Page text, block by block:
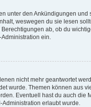
unter den Ankündigungen und
weswegen du sie lesen
ab, ob du
ein.
nicht mehr geantwortet
wurde. Themen können aus
Eventuell hast du auch die
erlaubt wurde.